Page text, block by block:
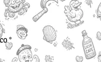
*Obrigatorio